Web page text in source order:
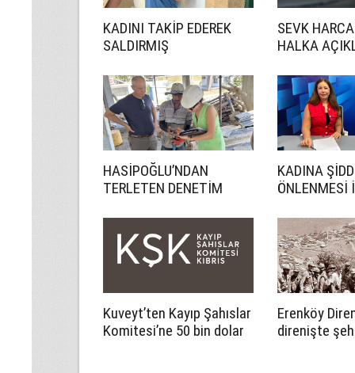
KADINI TAKİP EDEREK
SALDIRMIŞ
SEVK
HALKA
HASİPOĞLU’NDAN
TERLETEN DENETİM
KADINA
ÖNLENMESİ
Kuveyt’ten Kayıp Şahıslar
Komitesi’ne 50 bin dolar
Erenköy
direnişte